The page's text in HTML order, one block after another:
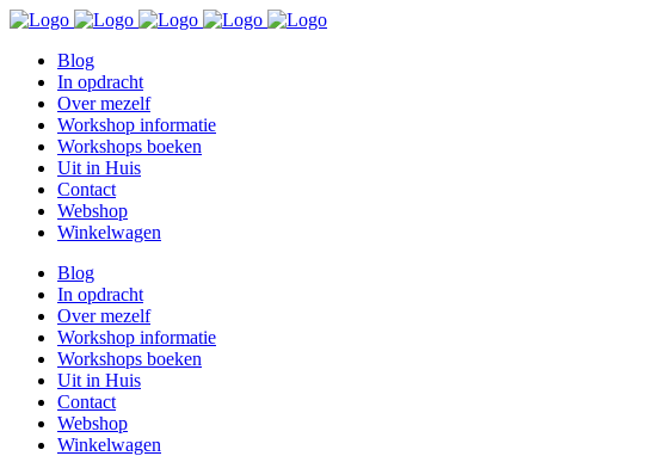
Blog
In opdracht
Over mezelf
Workshop informatie
Workshops boeken
Uit in Huis
Contact
Webshop
Winkelwagen
Blog
In opdracht
Over mezelf
Workshop informatie
Workshops boeken
Uit in Huis
Contact
Webshop
Winkelwagen